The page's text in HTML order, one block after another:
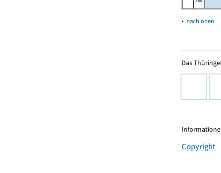
▴ nach oben
Das
Copyright